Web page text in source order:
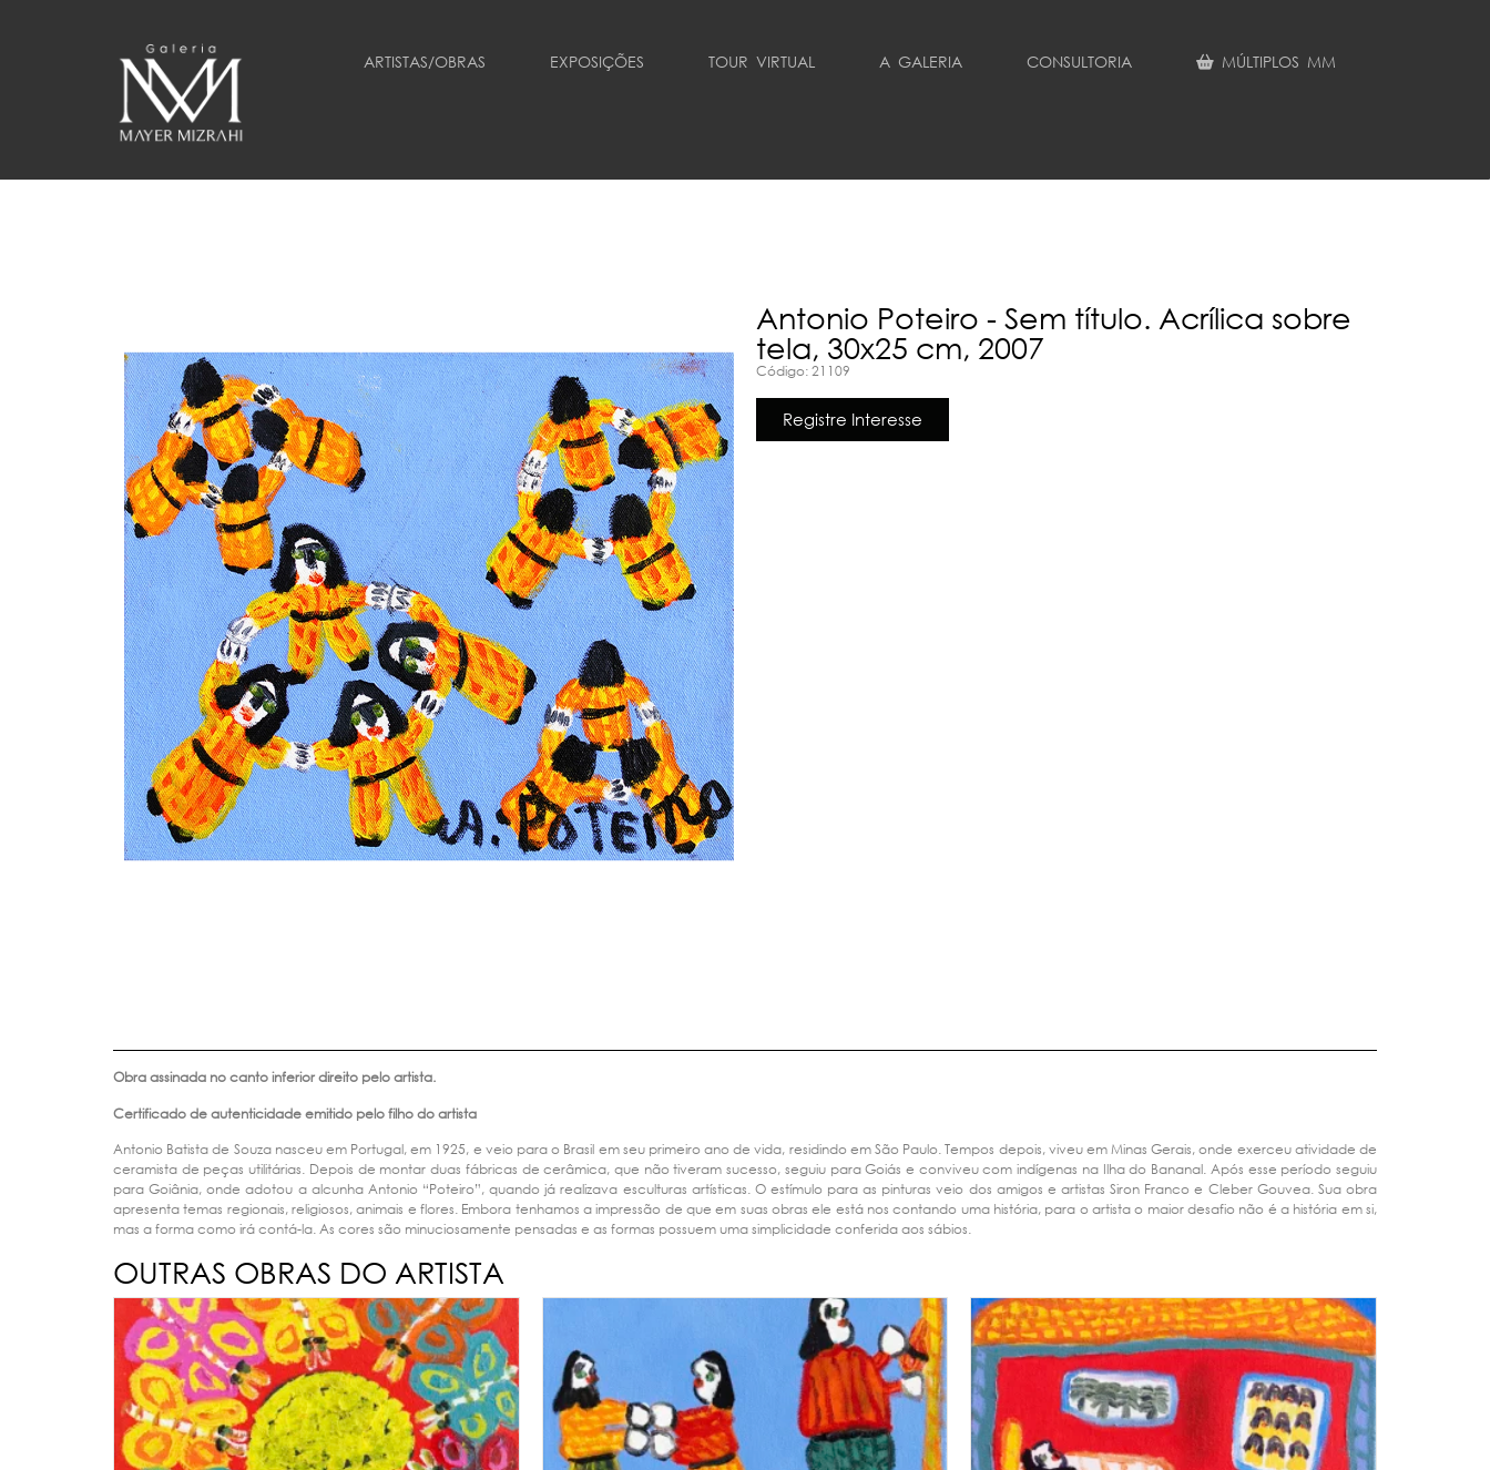
ARTISTAS/OBRAS EXPOSIÇÕES TOUR VIRTUAL A GALERIA CONSULTORIA MÚLTIPLOS MM
Antonio Poteiro - Sem título. Acrílica sobre
tela, 30x25 cm, 2007
Código: 21109
Registre Interesse
Obra assinada no canto inferior direito pelo artista.
Certificado de autenticidade emitido pelo filho do artista
Antonio Batista de Souza nasceu em Portugal, em 1925, e veio para o Brasil em seu primeiro ano de vida, residindo em São Paulo. Tempos depois, viveu em Minas Gerais, onde exerceu atividade de
ceramista de peças utilitárias. Depois de montar duas fábricas de cerâmica, que não tiveram sucesso, seguiu para Goiás e conviveu com indígenas na Ilha do Bananal. Após esse período seguiu
para Goiânia, onde adotou a alcunha Antonio “Poteiro”, quando já realizava esculturas artísticas. O estímulo para as pinturas veio dos amigos e artistas Siron Franco e Cleber Gouvea. Sua obra
apresenta temas regionais, religiosos, animais e flores. Embora tenhamos a impressão de que em suas obras ele está nos contando uma história, para o artista o maior desafio não é a história em si,
mas a forma como irá contá-la. As cores são minuciosamente pensadas e as formas possuem uma simplicidade conferida aos sábios.
OUTRAS OBRAS DO ARTISTA